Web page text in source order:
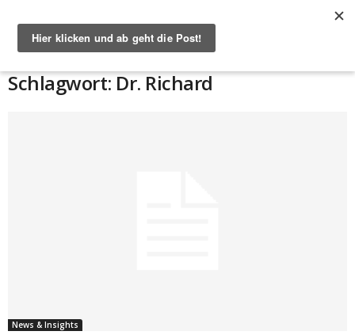
Schlagwort: Dr. Richard
News & Insights